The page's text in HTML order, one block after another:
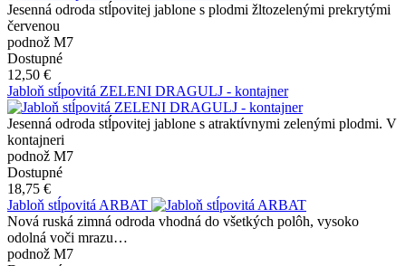
Jesenná odroda stĺpovitej jablone s plodmi žltozelenými prekrytými
červenou
podnož M7
Dostupné
12,50 €
Jabloň stĺpovitá ZELENI DRAGULJ - kontajner
Jesenná odroda stĺpovitej jablone s atraktívnymi zelenými plodmi. V
kontajneri
podnož M7
Dostupné
18,75 €
Jabloň stĺpovitá ARBAT
Nová ruská zimná odroda vhodná do všetkých polôh, vysoko
odolná voči mrazu…
podnož M7